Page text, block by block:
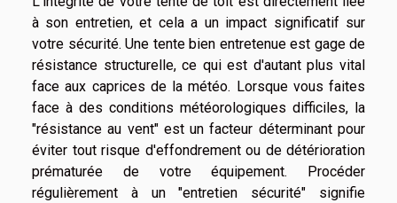
à son entretien, et cela a un impact significatif sur
votre sécurité. Une tente bien entretenue est gage de
résistance structurelle, ce qui est d'autant plus vital
face aux caprices de la météo. Lorsque vous faites
face à des conditions météorologiques difficiles, la
"résistance au vent" est un facteur déterminant pour
éviter tout risque d'effondrement ou de détérioration
prématurée de votre équipement. Procéder
régulièrement à un "entretien sécurité" signifie